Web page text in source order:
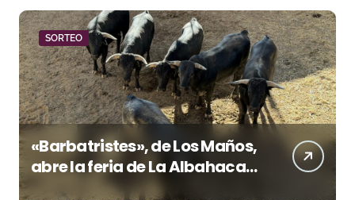
SORTEO
«Barbatristes», de Los Maños,
abre la feria de La Albahaca
de Huesca